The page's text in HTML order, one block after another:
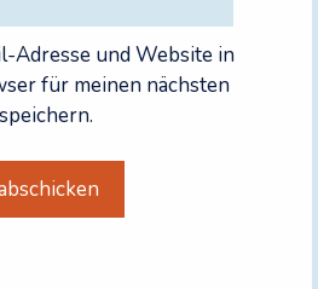
Adresse und Website in
für meinen nächsten